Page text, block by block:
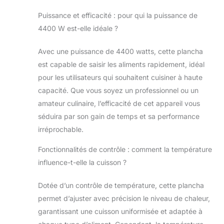
projection et
travail propre et
– appareil doté
d'une finition de
qualité, d'une
enveloppe en acier
inoxydable et d'une
plaque de cuisson
Puissance et efficacité : pour qui la puissance de
4400 W est-elle idéale ?
Avec une puissance de 4400 watts, cette plancha
est capable de saisir les aliments rapidement, idéal
pour les utilisateurs qui souhaitent cuisiner à haute
capacité. Que vous soyez un professionnel ou un
amateur culinaire, l’efficacité de cet appareil vous
séduira par son gain de temps et sa performance
irréprochable.
Fonctionnalités de contrôle : comment la température
influence-t-elle la cuisson ?
Dotée d’un contrôle de température, cette plancha
permet d’ajuster avec précision le niveau de chaleur,
garantissant une cuisson uniformisée et adaptée à